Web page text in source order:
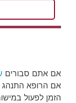
אם אתם סבורים
אם הרופא התנהג
הזמן לפעול